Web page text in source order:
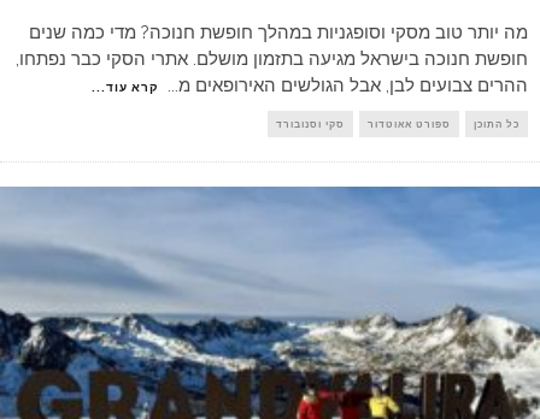
מה יותר טוב מסקי וסופגניות במהלך חופשת חנוכה? מדי כמה שנים
חופשת חנוכה בישראל מגיעה בתזמון מושלם. אתרי הסקי כבר נפתחו,
ההרים צבועים לבן, אבל הגולשים האירופאים מ... קרא עוד...
כל התוכן ספורט אאוטדור סקי וסנובורד